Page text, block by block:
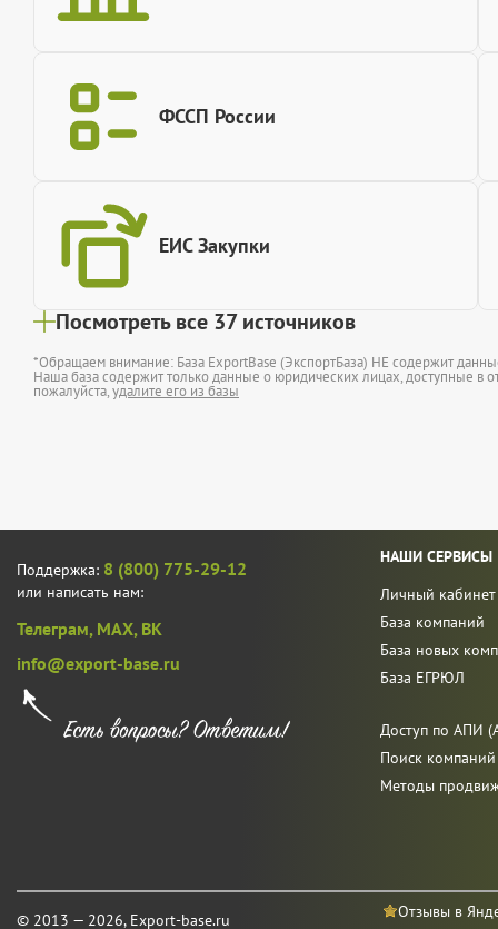
ФССП России
ЕИС Закупки
Посмотреть все 37 источников
*Обращаем внимание: База ExportBase (ЭкспортБаза) НЕ содержит
Наша база содержит только данные о юридических лицах, доступные в
пожалуйста,удалите его из базы
Поддержка: 8 (800) 775-29-12
или написать нам:
Телеграм, MAX, ВК
info@export-base.ru
© 2013 — 2026, Export-base.ru
НАШИ СЕРВИСЫ
Личный кабинет
База компаний
База новых
База ЕГРЮЛ
Доступ по АПИ
Поиск
Методы
Отзывы в